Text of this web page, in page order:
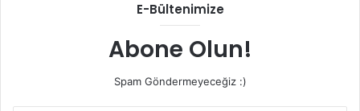
E-Bültenimize
Abone Olun!
Spam Göndermeyeceğiz :)